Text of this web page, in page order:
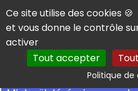
Panneau de gestion des
Ce site utilise des cookies 🍪
et vous donne le contrôle
activer
Tout accepter
Politique